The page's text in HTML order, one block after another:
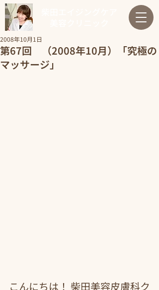
第67回 （2008年10月）「究極の
マッサージ」
2008年10月1日
こんにちは！ 柴田美容皮膚科ク